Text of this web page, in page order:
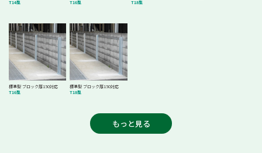
T14型
T16型
T18型
標準型 ブロック厚150対応
T16型
標準型 ブロック厚150対応
T18型
もっと見る